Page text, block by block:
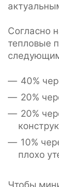
Согласно
тепловые
40%
20%
20%
10%
плохо